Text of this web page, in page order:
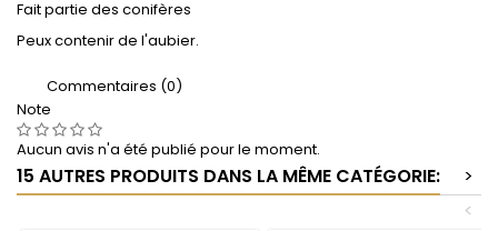
Fait partie des conifères
Peux contenir de l'aubier.
Commentaires (0)
Note
Aucun avis n'a été publié pour le moment.
15 AUTRES PRODUITS DANS LA MÊME CATÉGORIE:
>
<